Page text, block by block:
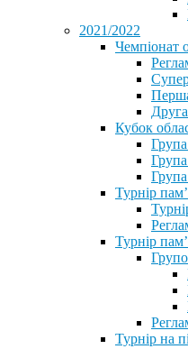
2021/2022
Чемпіонат
Друга
Кубок
Турнір
Турнір
Турнір на